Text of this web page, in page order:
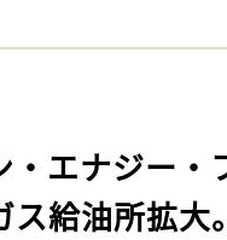
・エナジー・
ス給油所拡大